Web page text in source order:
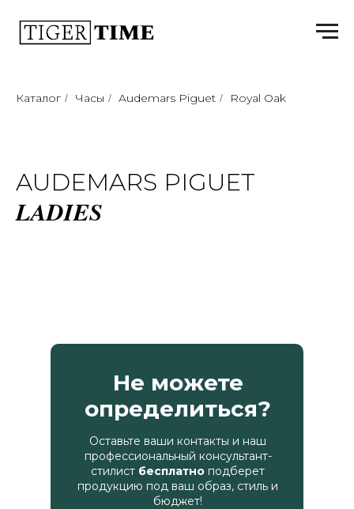
Каталог / Часы / Audemars Piguet / Royal Oak
AUDEMARS PIGUET
LADIES
Не можете
определиться?
Оставьте ваши контакты и наш
профессиональный консультант-
стилист бесплатно подберет
продукцию под ваш образ, стиль и
бюджет!